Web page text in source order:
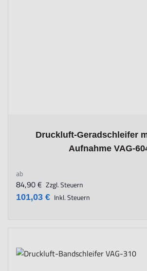
Druckluft-Geradschleifer
Aufnahme VAG-
The price depends on the options
ab
101,03 € Inkl. Steuern
84,90 € Zzgl. Steuern